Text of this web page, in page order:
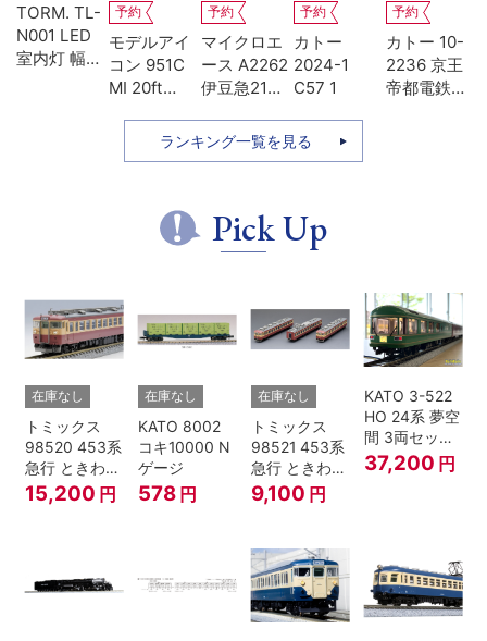
TORM. TL-
N001 LED
室内灯 幅狭
予約
モデルアイ
コン 951C
MI 20ft
予約
マイクロエ
ース A2262
伊豆急2100
ルファ・リ
ゾート21 登
予約
カトー
2024-1
C57 1
予約
カトー 10-
2236 京王
帝都電鉄
ランキング一覧を見る
Pick Up
在庫なし
トミックス
98520 453系
急行 ときわ
基本4両セッ
ト Nゲージ
15,200 円
在庫なし
KATO 8002
コキ10000 N
ゲージ
578 円
在庫なし
トミックス
98521 453系
急行 ときわ
増結3両セッ
ト Nゲージ
9,100 円
KATO 3-522
HO 24系 夢空
間 3両セット
HOゲージ
37,200 円